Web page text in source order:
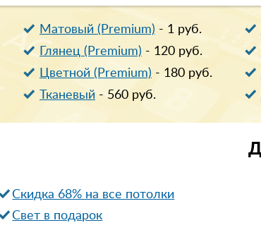
Матовый (Premium) - 1руб.
Глянец (Premium) - 120руб.
Цветной (Premium) - 180руб.
Тканевый- 560руб.
Скидка 68% на все потолки
Свет в подарок